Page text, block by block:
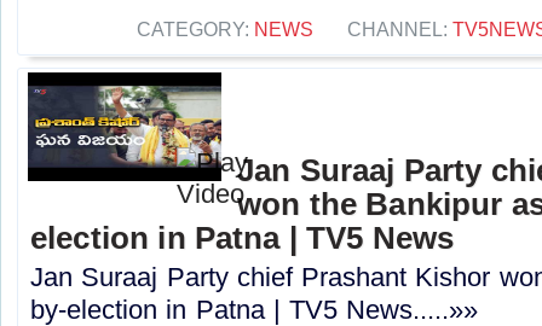
CATEGORY: NEWS CHANNEL:
Jan Suraaj Party
won the Bankipur
election in Patna | TV5 News
Jan Suraaj Party chief Prashant Kishor
by-election in Patna | TV5 News.....»»